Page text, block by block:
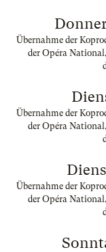
Übernahme der
der Opéra
Übernahme der
der Opéra
Übernahme der
der Opéra